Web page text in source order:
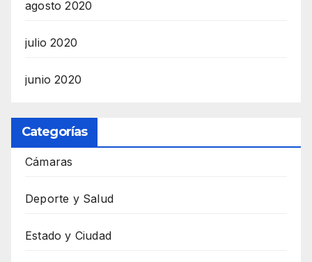
agosto 2020
julio 2020
junio 2020
Categorías
Cámaras
Deporte y Salud
Estado y Ciudad